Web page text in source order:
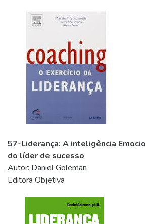
57-Liderança: A inteligência
do líder de sucesso
Autor: Daniel Goleman
Editora Objetiva